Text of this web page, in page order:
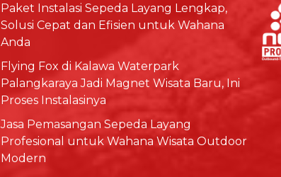
Paket Instalasi Sepeda Layang Lengkap,
Solusi Cepat dan Efisien untuk Wahana
Anda
Flying Fox di Kalawa Waterpark
Palangkaraya Jadi Magnet Wisata Baru, Ini
Proses Instalasinya
Jasa Pemasangan Sepeda Layang
Profesional untuk Wahana Wisata Outdoor
Modern